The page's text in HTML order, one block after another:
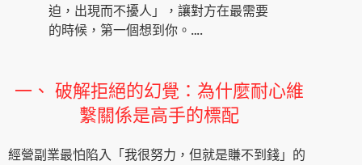
迫，出現而不擾人」，讓對方在最需要
的時候，第一個想到你。….
一、 破解拒絕的幻覺：為什麼耐心維
繫關係是高手的標配
經營副業最怕陷入「我很努力，但就是賺不到錢」的